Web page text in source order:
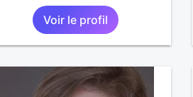
Voir le profil